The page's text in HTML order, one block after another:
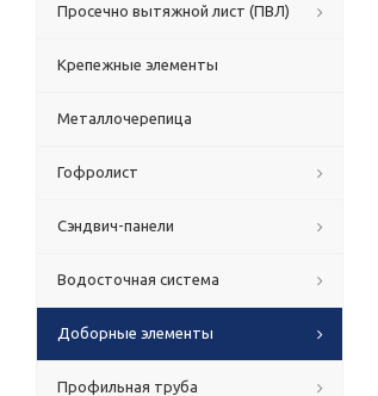
Просечно вытяжной лист (ПВЛ)
Крепежные элементы
Металлочерепица
Гофролист
Сэндвич-панели
Водосточная система
Доборные элементы
Профильная труба